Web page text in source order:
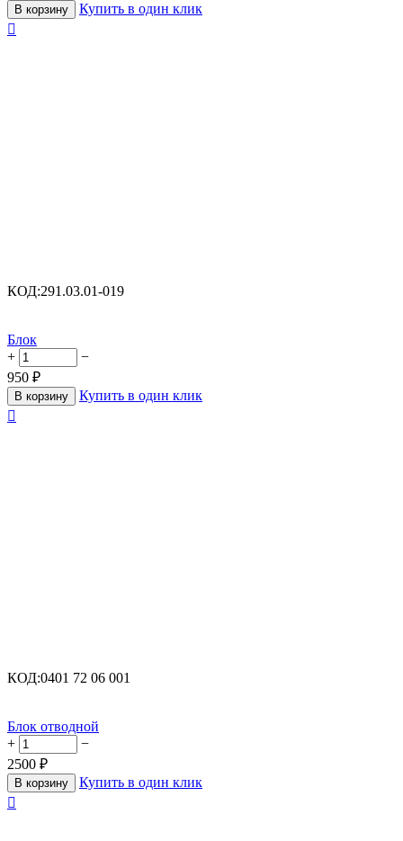
В корзину
Купить в один клик

КОД:291.03.01-019
Блок
+
−
950 ₽
В корзину
Купить в один клик

КОД:0401 72 06 001
Блок отводной
+
−
2500 ₽
В корзину
Купить в один клик
